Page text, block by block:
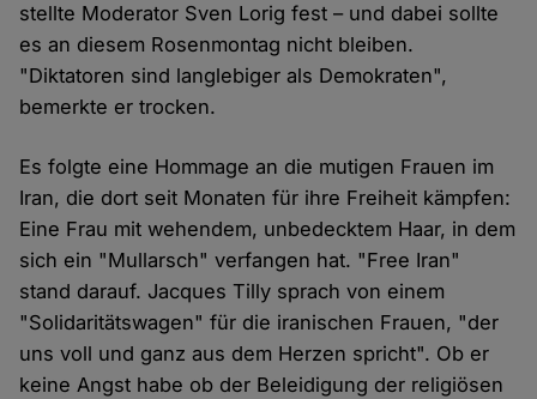
stellte Moderator Sven Lorig fest – und dabei sollte
es an diesem Rosenmontag nicht bleiben.
"Diktatoren sind langlebiger als Demokraten",
bemerkte er trocken.
Es folgte eine Hommage an die mutigen Frauen im
Iran, die dort seit Monaten für ihre Freiheit kämpfen:
Eine Frau mit wehendem, unbedecktem Haar, in dem
sich ein "Mullarsch" verfangen hat. "Free Iran"
stand darauf. Jacques Tilly sprach von einem
"Solidaritätswagen" für die iranischen Frauen, "der
uns voll und ganz aus dem Herzen spricht". Ob er
keine Angst habe ob der Beleidigung der religiösen